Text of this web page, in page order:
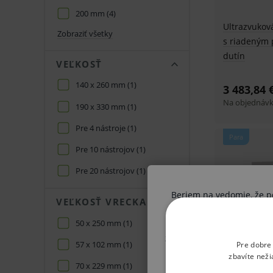
200 mm (4)
Zobraziť všetky
VEĽKOSŤ
140 x 260 mm (1)
190 x 330 mm (1)
Pre 4 nástroje(1)
Pre 10 nástrojov (1)
Pre 20 nástrojov (1)
VEĽKOSŤ VRECKA
50 x 250 mm (1)
57 x 102 mm (1)
70 x 229 mm (1)
s riadeným
dutín
3 483,84
Na
Para
Beriem na vedomie, že
Ak nie ste odborník,
získané informácie boli
postupu vo vzťahu k
Pre
zbavíte